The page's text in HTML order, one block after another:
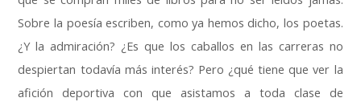
Sobre la poesía escriben, como ya hemos dicho,los poetas.
¿Y la admiración? ¿Es que los caballos en las carreras no
despiertan todavía más interés? Pero ¿qué tiene que ver la
afición deportiva con que asistamos a toda clase de